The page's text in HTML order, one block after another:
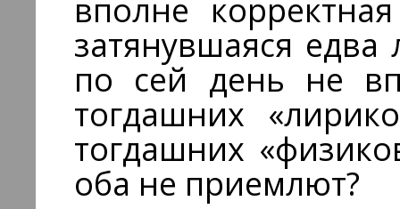
вполне
затянувшаяся
по сей день не
тогдашних
тогдашних
оба не приемлют?